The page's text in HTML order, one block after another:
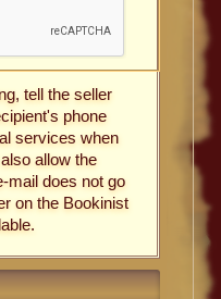
tell the seller
phone
services when
allow the
mail does not go
on the Bookinist